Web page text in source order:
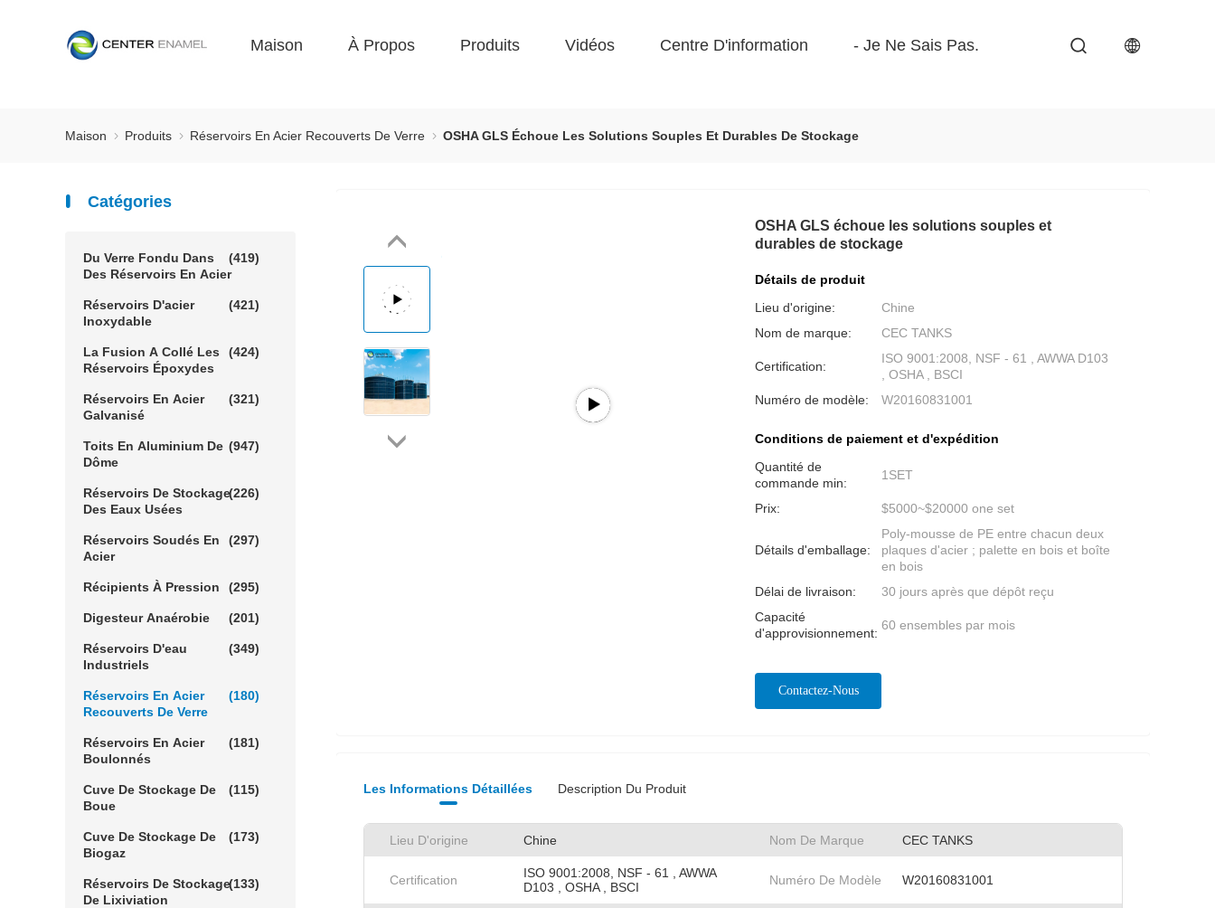
Maison À Propos Produits Vidéos Centre D'information - Je Ne Sais Pas.
Maison Produits Réservoirs En Acier Recouverts De Verre OSHA GLS Échoue Les Solutions Souples Et Durables De Stockage
Catégories
Du Verre Fondu Dans
Des Réservoirs En Acier
(419)
Réservoirs D'acier
Inoxydable
(421)
La Fusion A Collé Les
Réservoirs Époxydes
(424)
Réservoirs En Acier
Galvanisé
(321)
Toits En Aluminium De
Dôme
(947)
Réservoirs De Stockage
Des Eaux Usées
(226)
Réservoirs Soudés En
Acier
(297)
Récipients À Pression (295)
Digesteur Anaérobie (201)
Réservoirs D'eau
Industriels
(349)
Réservoirs En Acier
Recouverts De Verre
(180)
Réservoirs En Acier
Boulonnés
(181)
Cuve De Stockage De
Boue
(115)
Cuve De Stockage De
Biogaz
(173)
Réservoirs De Stockage
De Lixiviation
(133)
OSHA GLS échoue les solutions souples et
durables de stockage
Détails de produit
Lieu d'origine:
Chine
Nom de marque:
CEC TANKS
Certification:
ISO 9001:2008, NSF - 61 , AWWA D103
, OSHA , BSCI
Numéro de modèle:
W20160831001
Conditions de paiement et d'expédition
Quantité de
commande min:
1SET
Prix: $5000~$20000 one set
Détails d'emballage:
Poly-mousse de PE entre chacun deux
plaques d'acier ; palette en bois et boîte
en bois
Délai de livraison:
30 jours après que dépôt reçu
Capacité
d'approvisionnement:
60 ensembles par mois
Contactez-Nous
Les Informations Détaillées Description Du Produit
Lieu D'origine Chine Nom De Marque CEC TANKS
Certification
ISO 9001:2008, NSF - 61 , AWWA
D103 , OSHA , BSCI
Numéro De Modèle W20160831001